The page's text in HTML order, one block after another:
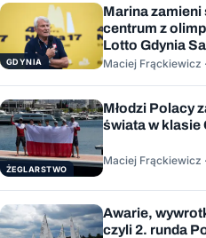
GDYNIA
Marina
centrum z
Lotto Gdynia
Maciej Frąckiewicz ·
ŻEGLARSTWO
Młodzi Polacy
świata w klasie
Maciej Frąckiewicz ·
Awarie,
czyli 2. runda